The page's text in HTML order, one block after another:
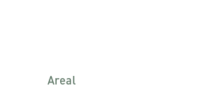
Areal